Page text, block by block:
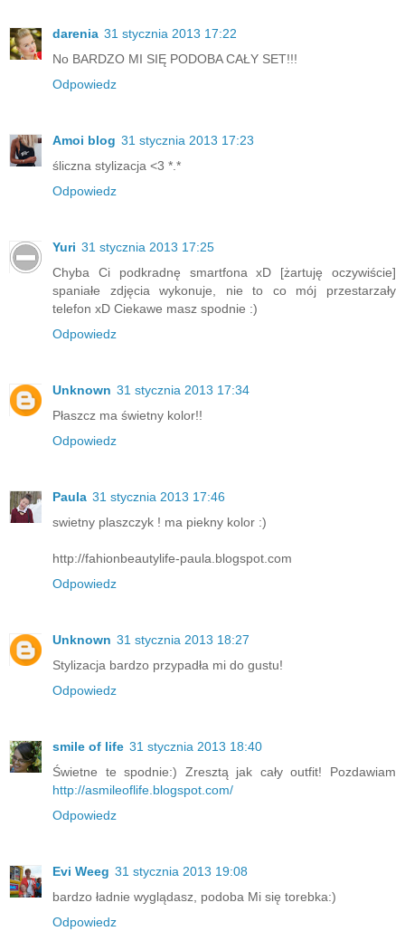
darenia 31 stycznia 2013 17:22
No BARDZO MI SIĘ PODOBA CAŁY SET!!!
Odpowiedz
Amoi blog 31 stycznia 2013 17:23
śliczna stylizacja <3 *.*
Odpowiedz
Yuri 31 stycznia 2013 17:25
Chyba Ci podkradnę smartfona xD [żartuję oczywiście]
spaniałe zdjęcia wykonuje, nie to co mój przestarzały
telefon xD Ciekawe masz spodnie :)
Odpowiedz
Unknown 31 stycznia 2013 17:34
Płaszcz ma świetny kolor!!
Odpowiedz
Paula 31 stycznia 2013 17:46
swietny plaszczyk ! ma piekny kolor :)
http://fahionbeautylife-paula.blogspot.com
Odpowiedz
Unknown 31 stycznia 2013 18:27
Stylizacja bardzo przypadła mi do gustu!
Odpowiedz
smile of life 31 stycznia 2013 18:40
Świetne te spodnie:) Zresztą jak cały outfit! Pozdawiam
http://asmileoflife.blogspot.com/
Odpowiedz
Evi Weeg 31 stycznia 2013 19:08
bardzo ładnie wyglądasz, podoba Mi się torebka:)
Odpowiedz